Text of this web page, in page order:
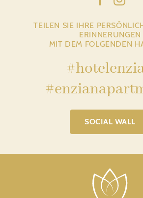
TEILEN SIE IHRE
ERINNERUNGEN
MIT DEM FOLGENDEN
SOCIAL WALL